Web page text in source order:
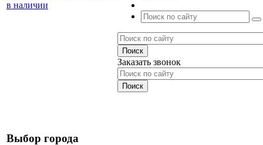
Заказать звонок
Выбор города